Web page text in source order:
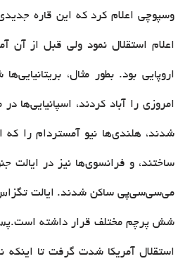
اعلام استقلال نمود ولی قبل از آن
اروپایی بود. بطور مثال،
امروزی را آباد کردند، اسپانیایی‌ها
شدند، هلندی‌ها نیو آمستردام را که
ساختند، و فرانسوی‌ها نیز در ایالت
می‌سی‌سی‌پی ساکن شدند. ایالت تگزاس
شش پرچم مختلف قرار داشته است.پس
استقلال آمریکا شدت گرفت تا اینکه